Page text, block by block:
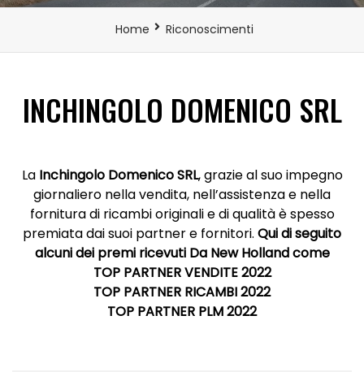
Home Riconoscimenti
INCHINGOLO DOMENICO SRL
La Inchingolo Domenico SRL, grazie al suo impegno
giornaliero nella vendita, nell’assistenza e nella
fornitura di ricambi originali e di qualità è spesso
premiata dai suoi partner e fornitori. Qui di seguito
alcuni dei premi ricevuti Da New Holland come
TOP PARTNER VENDITE 2022
TOP PARTNER RICAMBI 2022
TOP PARTNER PLM 2022